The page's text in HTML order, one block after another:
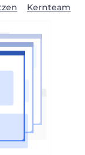
Kernteam